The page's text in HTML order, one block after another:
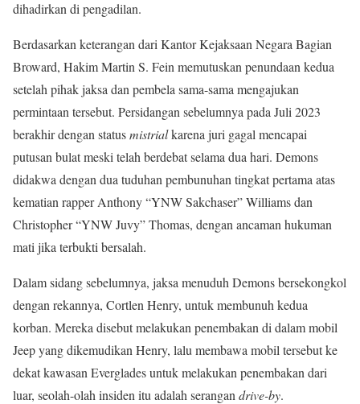
dihadirkan di pengadilan.
Berdasarkan keterangan dari Kantor Kejaksaan Negara Bagian
Broward, Hakim Martin S. Fein memutuskan penundaan kedua
setelah pihak jaksa dan pembela sama-sama mengajukan
permintaan tersebut. Persidangan sebelumnya pada Juli 2023
berakhir dengan statusmistrialkarena juri gagal mencapai
putusan bulat meski telah berdebat selama dua hari. Demons
didakwa dengan dua tuduhan pembunuhan tingkat pertama atas
kematian rapper Anthony “YNW Sakchaser” Williams dan
Christopher “YNW Juvy” Thomas, dengan ancaman hukuman
mati jika terbukti bersalah.
Dalam sidang sebelumnya, jaksa menuduh Demons bersekongkol
dengan rekannya, Cortlen Henry, untuk membunuh kedua
korban. Mereka disebut melakukan penembakan di dalam mobil
Jeep yang dikemudikan Henry, lalu membawa mobil tersebut ke
dekat kawasan Everglades untuk melakukan penembakan dari
luar, seolah-olah insiden itu adalah serangan drive-by.